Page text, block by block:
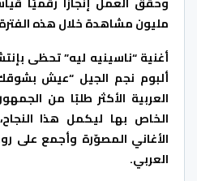
مليون مشاهدة خلال هذه الفترة
أغنية “ناسينيه ليه” تحظى
ألبوم نجم الجيل “عيش
العربية الأكثر طلبًا من
الخاص بها ليكمل هذا
الأغاني المصوّرة وأجمع على
العربي.